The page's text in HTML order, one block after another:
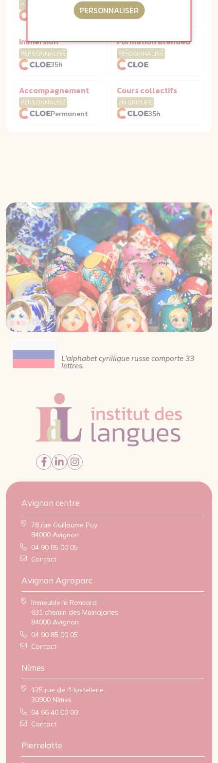
PERSONNALISÉ
2 à 5 jours
PERSONNALISÉ
Immersion
PERSONNALISÉ
35h
Formation Blended
PERSONNALISÉ
Accompagnement
PERSONNALISÉ
Permanent
Cours collectifs
EN GROUPE
35h
L'alphabet cyrillique russe comporte 33
lettres.
Avignon centre
78 rue Guillaume Puy
84000 Avignon
04 90 85 00 05
Contact
Avignon Agroparc
Immeuble le Ronsard
631 chemin des Meinajaries
84000 Avignon
04 90 85 00 05
Contact
Nîmes
125 rue de l'Hostellerie
30900 Nîmes
04 66 40 00 00
Contact
Pierrelatte
PERSONNALISER